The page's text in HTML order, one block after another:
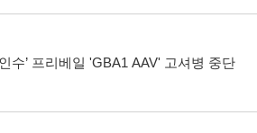
수’ 프리베일 'GBA1 AAV' 고셔병 중단